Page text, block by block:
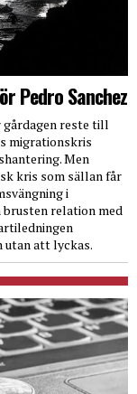
Pedro Sanchez
gårdagen reste till
migrationskris
Men
kris som sällan får
i
brusten relation med
utan att lyckas.